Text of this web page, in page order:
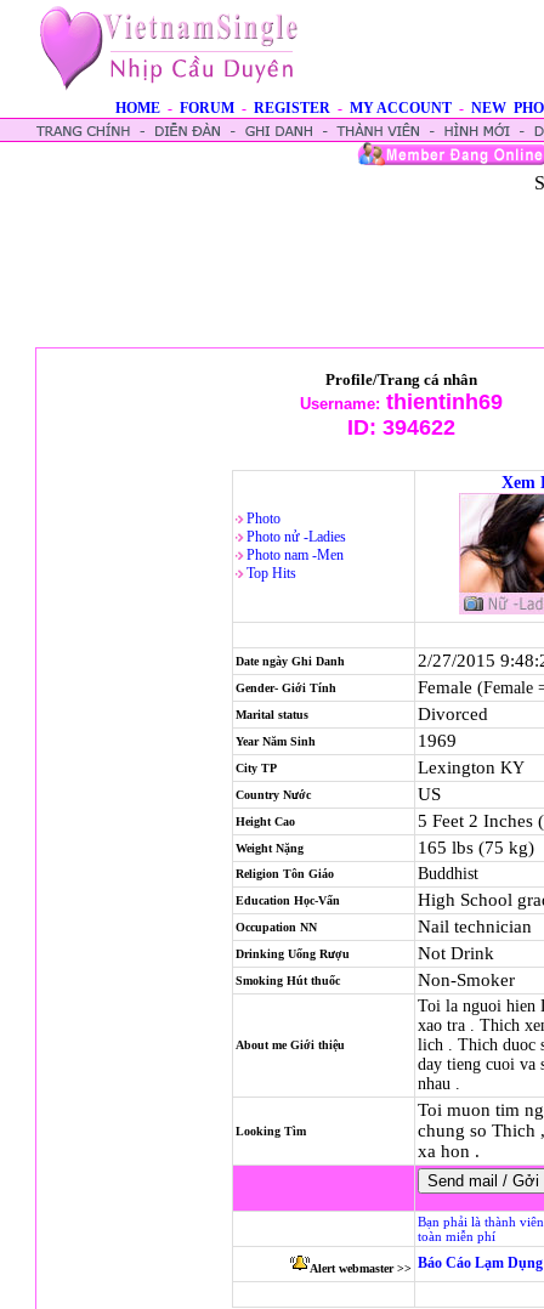
HOME - FORUM - REGISTER - MY ACCOUNT - NEW
Profile/Trang cá nhân
Username: thientinh69
ID: 394622
Photo
Photo nử -Ladies
Photo nam -Men
Top Hits
Xem
Date ngày Ghi Danh 2/27/2015
Gender- Giới Tính Female (Female
Marital status Divorced
Year Năm Sinh 1969
City TP Lexington KY
Country Nước US
Height Cao 5 Feet 2 Inches
Weight Nặng 165 lbs (75 kg)
Religion Tôn Giáo Buddhist
Education Học-Vấn High School
Occupation NN Nail technician
Drinking Uống Rượu Not Drink
Smoking Hút thuốc Non-Smoker
About me Giới thiệu
Toi la nguoi hien
xao tra . Thich
lich . Thich duoc
day tieng cuoi va
nhau .
Looking Tìm
Toi muon tim
chung so Thich
xa hon .
Bạn phải là thành
toàn miễn phí
Alert webmaster >> Báo Cáo Lạm